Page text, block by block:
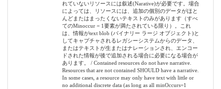
れていないリソースには叙述(Narative)が必要です。場合
によっては、リソースには、追加の個別のデータがほと
んどまたはまったくないテキストのみがあります（すべ
てのMinoccur = 1要素が満たされている限り）。これ
は、情報がtext blob (バイナリー ラージ オブジェクト)と
してキャプチャされるレガシーシステムからのデータ、
またはテキストが生またはナレーションされ、エンコー
ドされた情報が後で追加される場合に必要になる場合が
あります。 / Contained resources do not have narrative.
Resources that are not contained SHOULD have a narrative.
In some cases, a resource may only have text with little or
no additional discrete data (as long as all minOccurs=1